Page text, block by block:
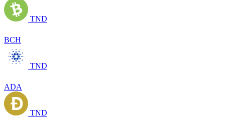
TND
BCH
TND
ADA
TND